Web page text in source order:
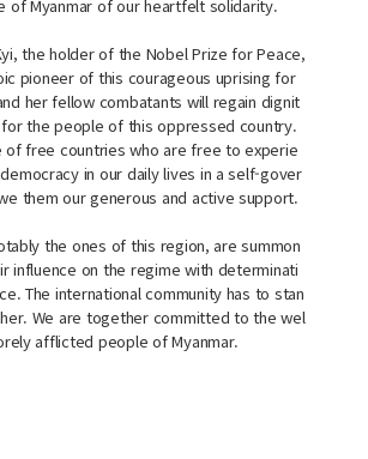
of Myanmar of our heartfelt solidarity.
the holder of the Nobel Prize for Peace,
pioneer of this courageous uprising for
her fellow combatants will regain dignit
the people of this oppressed country.
of free countries who are free to experie
in our daily lives in a self-gover
them our generous and active support.
the ones of this region, are summon
influence on the regime with determinati
The international community has to stan
We are together committed to the wel
afflicted people of Myanmar.